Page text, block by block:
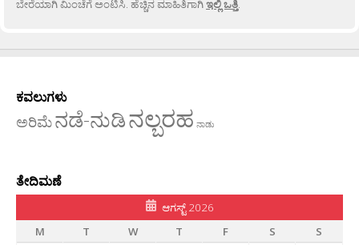
ಬೇರೆಯಾಗಿ ಮಿಂಚೆಗೆ ಅಂಟಿಸಿ. ಹೆಚ್ಚಿನ ಮಾಹಿತಿಗಾಗಿಇಲ್ಲಿ ಒತ್ತಿ.
ಕವಲುಗಳು
ಅರಿಮೆನಡೆ-ನುಡಿನಲ್ಬರಹ ನಾಡು
ತೇದಿಮಣೆ
ಆಗಸ್ಟ್ 2026
M
T W T F S
S